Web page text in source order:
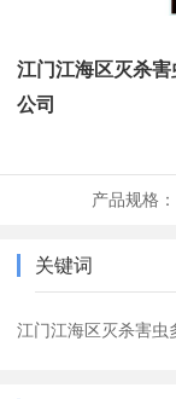
江门江海区灭杀
公司
产品规格：
关键词
江门江海区灭杀害虫